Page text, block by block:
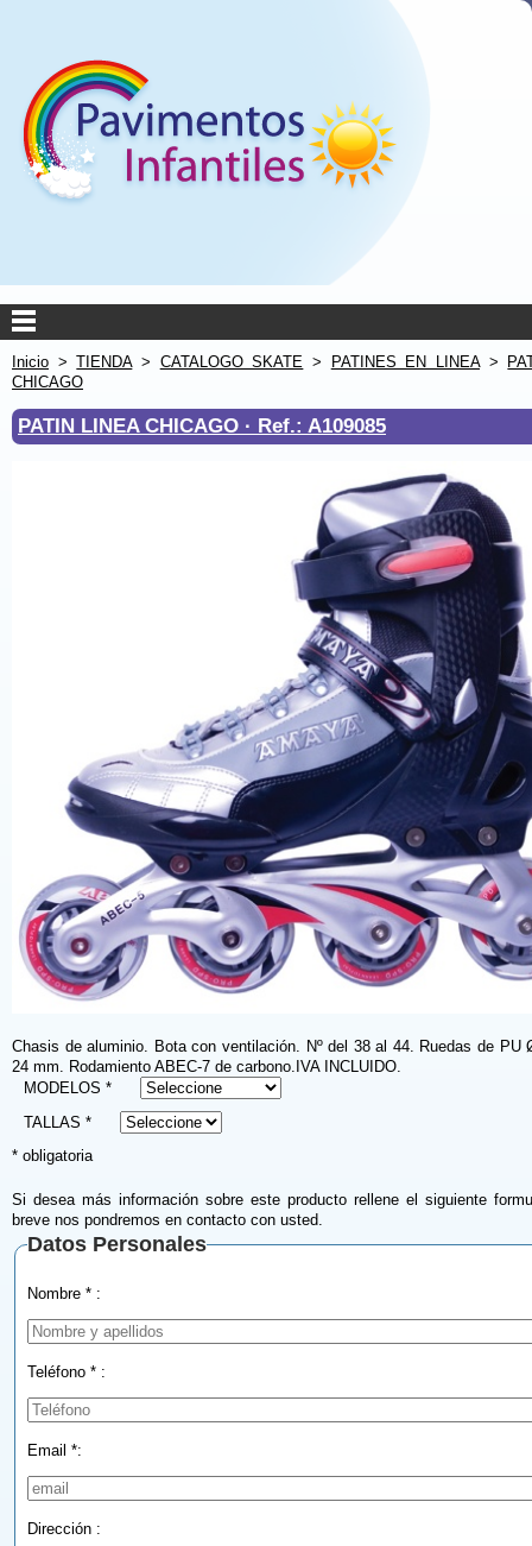
Inicio >TIENDA> CATALOGO SKATE > PATINES EN LINEA>
CHICAGO
PATIN LINEA CHICAGO · Ref.: A109085
Chasis de aluminio. Bota con ventilación. Nº del 38 al 44. Ruedas de PU
24 mm. Rodamiento ABEC-7 de carbono.IVA INCLUIDO.
MODELOS *
TALLAS *
* obligatoria
Si desea más información sobre este producto rellene el siguiente
breve nos pondremos en contacto con usted.
Datos Personales
Nombre * :
Teléfono * :
Email *:
Dirección :